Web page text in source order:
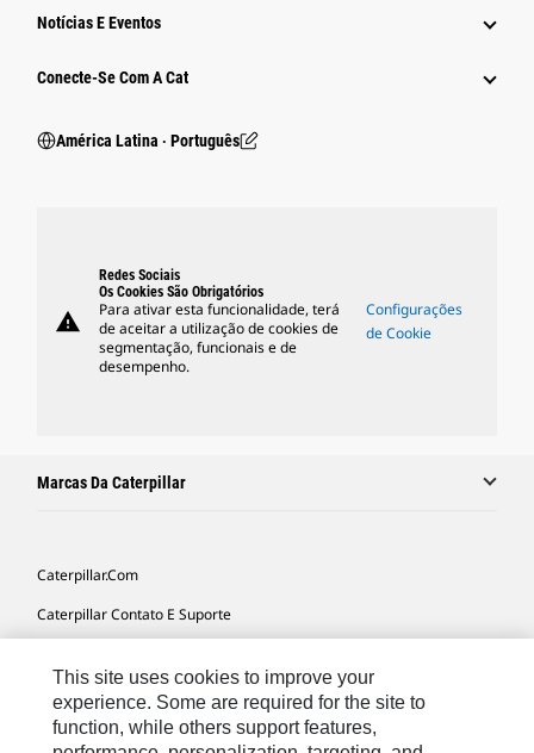
Notícias E Eventos
Conecte-Se Com A Cat
América Latina ‧ Português
warning
Redes Sociais
Os Cookies São Obrigatórios
Para ativar esta funcionalidade, terá
de aceitar a utilização de cookies de
segmentação, funcionais e de
desempenho.
Configurações
de Cookie
Marcas Da Caterpillar
Caterpillar.com
Caterpillar Contato E Suporte
Mapa Do Local
Cookie Settings
This site uses cookies to improve your
experience. Some are required for the site to
function, while others support features,